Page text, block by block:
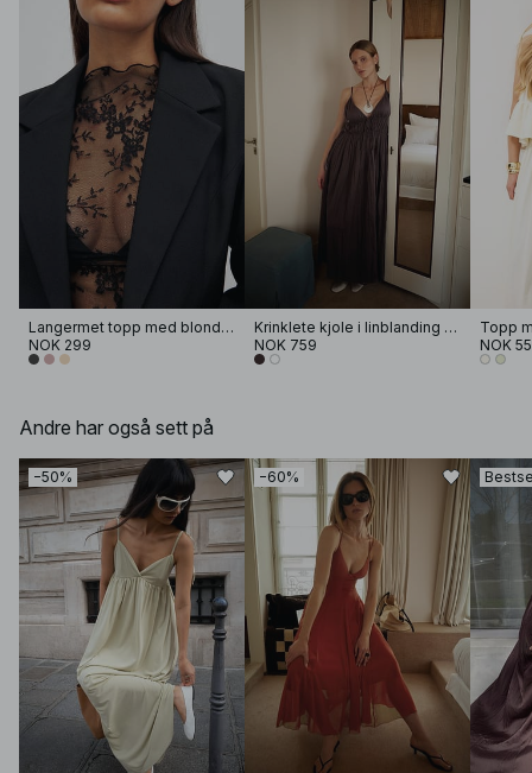
Langermet topp med blonder
NOK 299
Krinklete kjole i linblanding med volum og stropper
NOK 759
NOK
Andre har også sett på
−50% −60%